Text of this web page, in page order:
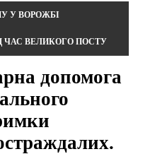
У ВОРОЖБІ
ВЕЛИКОГО ПОСТУ
допомога